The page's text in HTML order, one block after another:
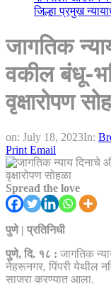
जिल्हा प्रमुख
जागतिक
वकील बंधू-
वृक्षारोपण
on: July 18, 2023In:
Print Email
Spread the love
पुणे | प्रतिनिधी
पुणे, दि. १८ : जागतिक
नेहरूनगर, पिंपरी येथील
साजरा करण्यात आला.